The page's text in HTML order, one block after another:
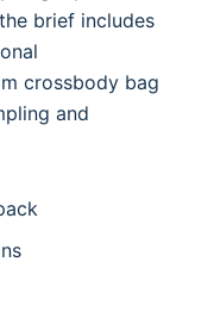
brief includes
crossbody bag
and